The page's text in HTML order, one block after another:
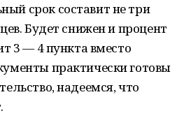
срок составит не три
Будет снижен и процент
3 — 4 пункта вместо
практически готовы
надеемся, что